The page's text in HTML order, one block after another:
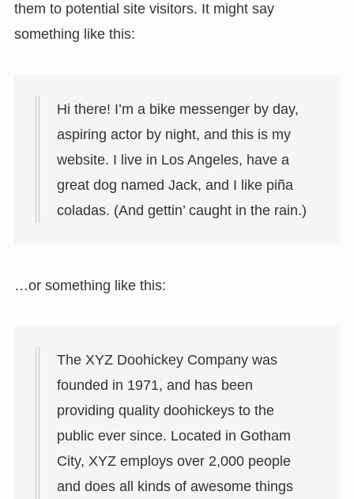
them to potential site visitors. It might say
something like this:
Hi there! I’m a bike messenger by day,
aspiring actor by night, and this is my
website. I live in Los Angeles, have a
great dog named Jack, and I like piña
coladas. (And gettin’ caught in the rain.)
…or something like this:
The XYZ Doohickey Company was
founded in 1971, and has been
providing quality doohickeys to the
public ever since. Located in Gotham
City, XYZ employs over 2,000 people
and does all kinds of awesome things